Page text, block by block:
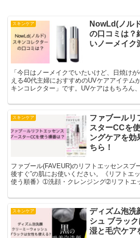
スキンケア
NowLd(ノル
の口コミは？
いノーメイク
「今日はノーメイクでいたいけど、日焼け
える40代主婦におすすめのUVケアアイテム
キンコレクター」です。UVケアはもちろん
スキンケア
ファブールリ
スターCCを
ングケアを効
ちら！
ファブール(FAVEUR)のリフトエッセンスブ
後すぐ”の肌にお使いください。《リフトエ
使う順番》➀洗顔・クレンジング➁リフトエ
CCは「洗顔後すぐ」にお使いいただく導入
番を間違えてしまうと、この美容液の効果
年齢に応じたエイジングケアを効果的に行う
番でお使いください。
スキンケア
ディズム泡洗
シュ ブラッ
湿と毛穴ケア